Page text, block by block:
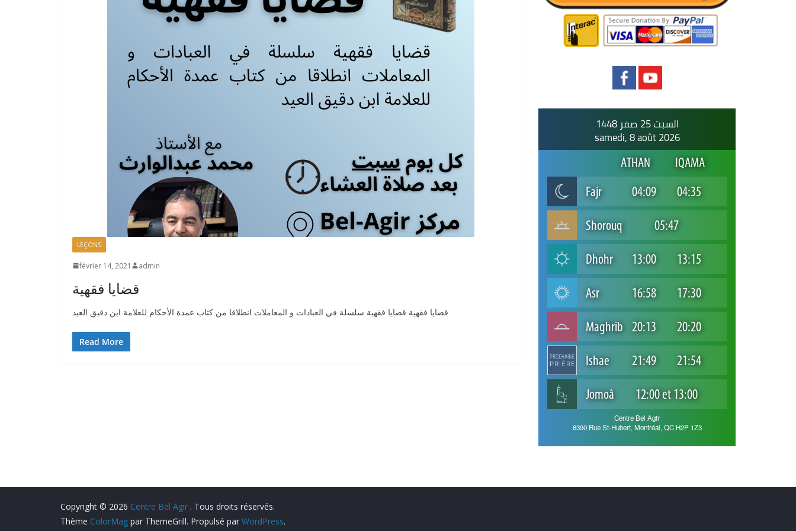
LEÇONS
février 14, 2021 admin
قضايا فقهية
قضايا فقهية قضايا فقهية سلسلة في العبادات و المعاملات انطلاقا من كتاب عمدة الأحكام للعلامة ابن دقيق العيد
Read More
Copyright © 2026 Centre Bel Agir . Tous droits réservés.
Thème ColorMag par ThemeGrill. Propulsé par WordPress.